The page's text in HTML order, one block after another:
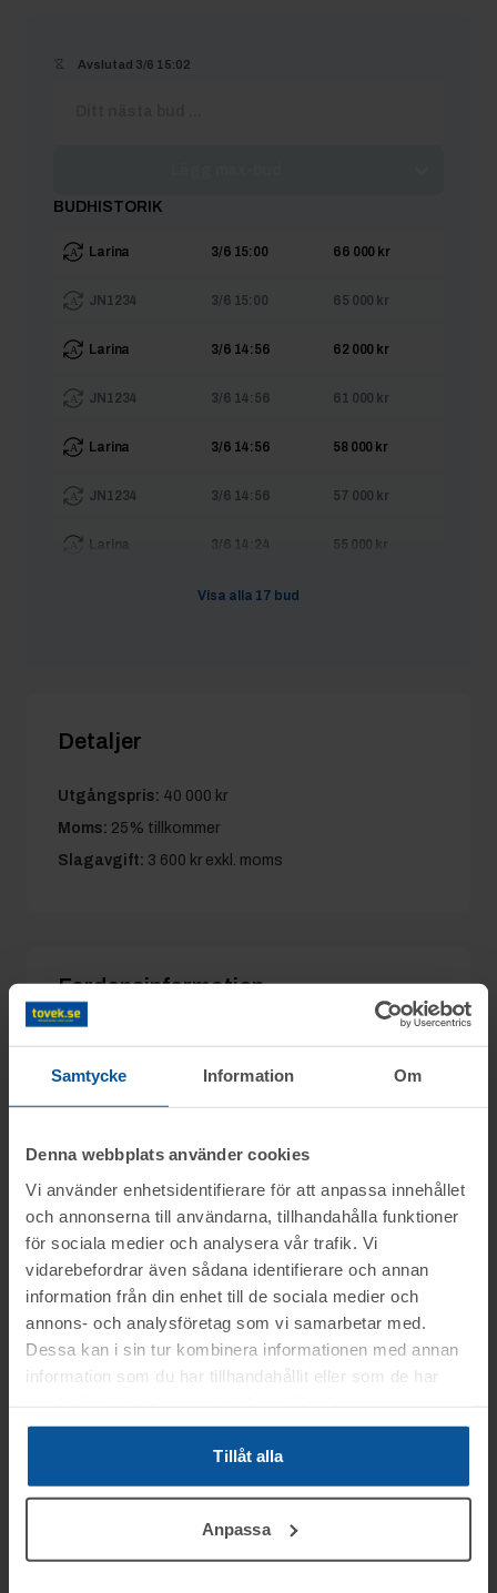
Samtycke Information Om
Denna webbplats använder cookies
Vi använder enhetsidentifierare för att anpassa innehållet
och annonserna till användarna, tillhandahålla funktioner
för sociala medier och analysera vår trafik. Vi
vidarebefordrar även sådana identifierare och annan
information från din enhet till de sociala medier och
annons- och analysföretag som vi samarbetar med.
Dessa kan i sin tur kombinera informationen med annan
information som du har tillhandahållit eller som de har
Tillåt alla
Anpassa
Avslutad 3/6 15:02
BUDHISTORIK
Larina 3/6 15:00 66 000 kr
JN1234 3/6 15:00 65 000 kr
Larina 3/6 14:56 62 000 kr
JN1234 3/6 14:56 61 000 kr
Larina 3/6 14:56 58 000 kr
JN1234 3/6 14:56 57 000 kr
Larina 3/6 14:24 55 000 kr
3/6 14:24
Visa alla 17 bud
Detaljer
Utgångspris: 40 000 kr
Moms: 25% tillkommer
Slagavgift: 3 600 kr exkl. moms
Fordonsinformation
Reg.nr:
SH3T10750221-1
Färg: VIT
Längd (mm): 445
Effekt (kW): -
Antal brukare:
2
Körförbud: Nej
ALRO METAL
08
Bredd (mm): 232
Cylindervolym (cm³): -
Godkänd besiktning:
2026-03-10
Skatt: -
Myhrberg på Advokatfirman Abersten säljs
delar ur konkursboet efter Sidskogen Bygg
AB, genom nätauktion på www.tovek.se
Frågor
Rasmus mob.nr: 070-3094551